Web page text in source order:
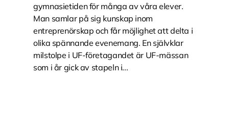
gymnasietiden för många av våra elever.
Man samlar på sig kunskap inom
entreprenörskap och får möjlighet att delta i
olika spännande evenemang. En självklar
milstolpe i UF-företagandet är UF-mässan
som i år gick av stapeln i...